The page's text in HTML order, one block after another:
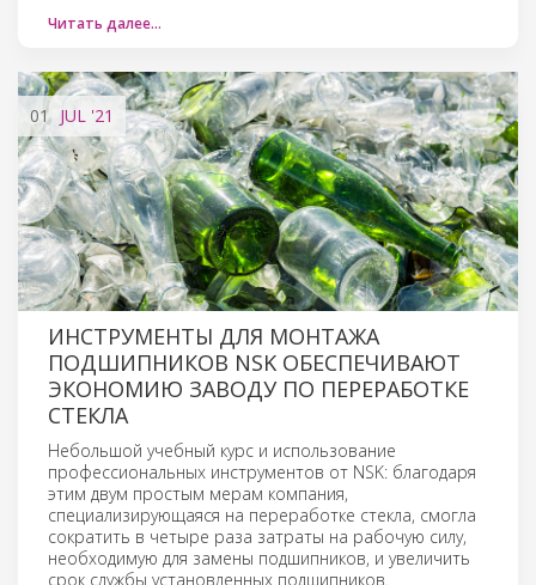
Читать далее…
01 JUL '21
ИНСТРУМЕНТЫ ДЛЯ МОНТАЖА
ПОДШИПНИКОВ NSK ОБЕСПЕЧИВАЮТ
ЭКОНОМИЮ ЗАВОДУ ПО ПЕРЕРАБОТКЕ
СТЕКЛА
Небольшой учебный курс и использование
профессиональных инструментов от NSK: благодаря
этим двум простым мерам компания,
специализирующаяся на переработке стекла, смогла
сократить в четыре раза затраты на рабочую силу,
необходимую для замены подшипников, и увеличить
срок службы установленных подшипников.